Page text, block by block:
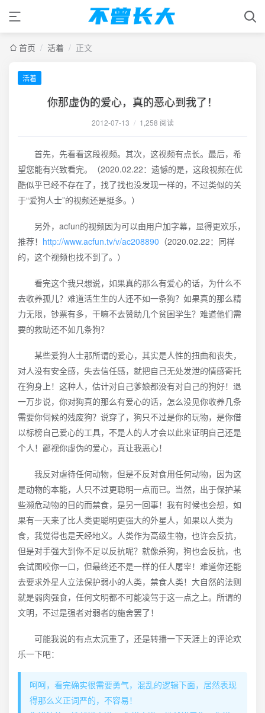
首页 / 活着 / 正文
活着
你那虚伪的爱心，真的恶心到我了！
2012-07-13 / 1,258 阅读
首先，先看看这段视频。其次，这视频有点长。最后，希
望您能有兴致看完。（2020.02.22：遗憾的是，这段视频在优
酷似乎已经不存在了，找了找也没发现一样的，不过类似的关
于“爱狗人士”的视频还是挺多。）
另外，acfun的视频因为可以由用户加字幕，显得更欢乐，
推荐！ http://www.acfun.tv/v/ac208890 （2020.02.22：同样
的，这个视频也找不到了。）
看完这个我只想说，如果真的那么有爱心的话，为什么不
去收养孤儿？难道活生生的人还不如一条狗？如果真的那么精
力无限，钞票有多，干嘛不去赞助几个贫困学生？难道他们需
要的救助还不如几条狗？
某些爱狗人士那所谓的爱心，其实是人性的扭曲和丧失，
对人没有安全感，失去信任感，就把自己无处发泄的情感寄托
在狗身上！这种人，估计对自己爹娘都没有对自己的狗好！退
一万步说，你对狗真的那么有爱心的话，怎么没见你收养几条
需要你伺候的残废狗？说穿了，狗只不过是你的玩物，是你借
以标榜自己爱心的工具，不是人的人才会以此来证明自己还是
个人！鄙视你虚伪的爱心，真让我恶心！
我反对虐待任何动物，但是不反对食用任何动物，因为这
是动物的本能，人只不过更聪明一点而已。当然，出于保护某
些濒危动物的目的而禁食，是另一回事！我有时候也会想，如
果有一天来了比人类更聪明更强大的外星人，如果以人类为
食，我觉得也是天经地义。人类作为高级生物，也许会反抗，
但是对手强大到你不足以反抗呢？就像杀狗，狗也会反抗，也
会试图咬你一口，但最终还不是一样的任人屠宰！难道你还能
去要求外星人立法保护弱小的人类，禁食人类！大自然的法则
就是弱肉强食，任何文明都不可能凌驾于这一点之上。所谓的
文明，不过是强者对弱者的施舍罢了！
可能我说的有点太沉重了，还是转播一下天涯上的评论欢
乐一下吧：
呵呵，看完确实很需要勇气，混乱的逻辑下面，居然表现
得那么义正词严的，不容易！